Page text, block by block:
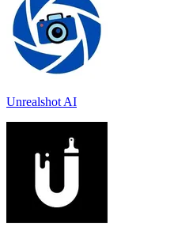
Unrealshot AI